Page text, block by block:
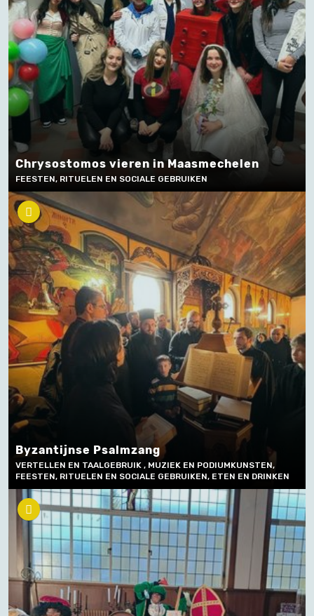
Chrysostomos vieren in Maasmechelen
FEESTEN, RITUELEN EN SOCIALE GEBRUIKEN
Byzantijnse Psalmzang
VERTELLEN EN TAALGEBRUIK , MUZIEK EN PODIUMKUNSTEN,
FEESTEN, RITUELEN EN SOCIALE GEBRUIKEN, ETEN EN DRINKEN